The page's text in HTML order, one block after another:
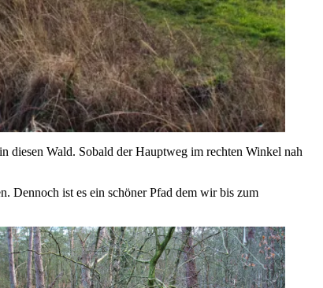
diesen Wald. Sobald der Hauptweg im rechten Winkel nah
Dennoch ist es ein schöner Pfad dem wir bis zum